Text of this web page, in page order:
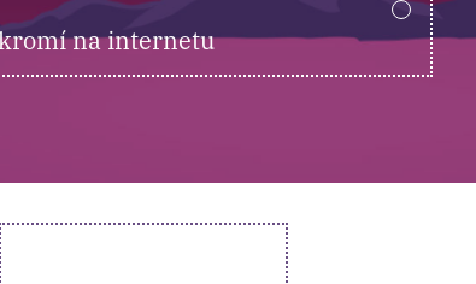
na internetu